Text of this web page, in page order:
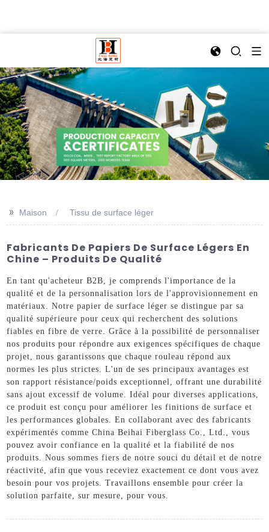
>> Maison Tissu de surface léger
Fabricants De Papiers De Surface Légers En
Chine – Produits De Qualité
En tant qu'acheteur B2B, je comprends l'importance de la
qualité et de la personnalisation lors de l'approvisionnement en
matériaux. Notre papier de surface léger se distingue par sa
qualité supérieure pour ceux qui recherchent des solutions
fiables en fibre de verre. Grâce à la possibilité de personnaliser
nos produits pour répondre aux exigences spécifiques de chaque
projet, nous garantissons que chaque rouleau répond aux
normes les plus strictes. L'un de ses principaux avantages est
son rapport résistance/poids exceptionnel, offrant une durabilité
sans ajout excessif de volume. Idéal pour diverses applications,
ce produit est conçu pour améliorer les finitions de surface et
les performances globales. En collaborant avec des fabricants
expérimentés comme China Beihai Fiberglass Co., Ltd., vous
pouvez avoir confiance en la qualité et la fiabilité de nos
produits. Nous sommes fiers de notre souci du détail et de notre
réactivité, afin que vous receviez exactement ce dont vous avez
besoin pour vos projets. Travaillons ensemble pour créer la
solution parfaite, sur mesure, pour vous.